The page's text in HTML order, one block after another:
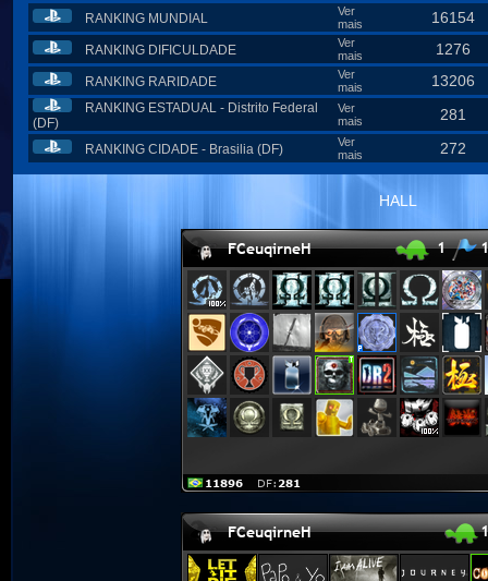
RANKING MUNDIAL
Ver
mais
16154
RANKING DIFICULDADE
Ver
mais
1276
RANKING RARIDADE
Ver
mais
13206
RANKING ESTADUAL - Distrito Federal
(DF)
Ver
mais
281
RANKING CIDADE - Brasilia (DF)
Ver
mais
272
HALL